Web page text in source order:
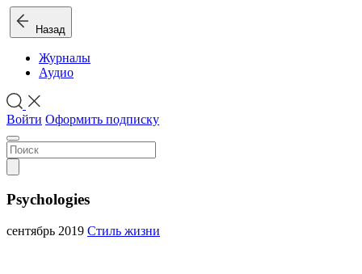
Назад
Журналы
Аудио
Войти Оформить подписку
Psychologies
сентябрь 2019 Стиль жизни